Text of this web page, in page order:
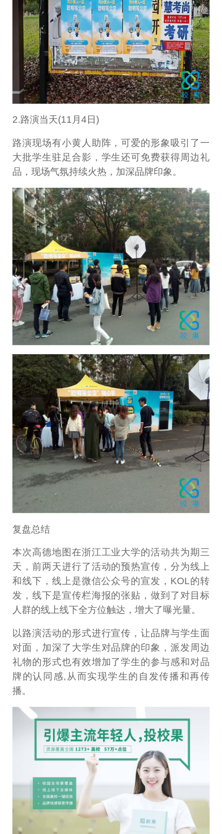
2.路演当天(11月4日)
路演现场有小黄人助阵，可爱的形象吸引了一
大批学生驻足合影，学生还可免费获得周边礼
品，现场气氛持续火热，加深品牌印象。
复盘总结
本次高德地图在浙江工业大学的活动共为期三
天，前两天进行了活动的预热宣传，分为线上
和线下，线上是微信公众号的宣发，KOL的转
发，线下是宣传栏海报的张贴，做到了对目标
人群的线上线下全方位触达，增大了曝光量。
以路演活动的形式进行宣传，让品牌与学生面
对面，加深了大学生对品牌的印象，派发周边
礼物的形式也有效增加了学生的参与感和对品
牌的认同感,从而实现学生的自发传播和再传
播。